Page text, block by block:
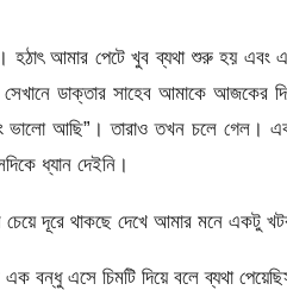
আমার পেটে খুব ব্যথা শুরু হয় এবং
সেখানে ডাক্তার সাহেব আমাকে
ভালো আছি”। তারাও তখন চলে গেল।
ধ্যান দেইনি।
দূরে থাকছে দেখে আমার মনে একটু
বন্ধু এসে চিমটি দিয়ে বলে ব্যথা